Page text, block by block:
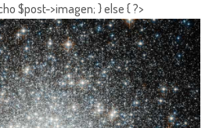
$post->imagen; } else { ?>